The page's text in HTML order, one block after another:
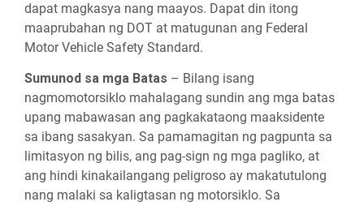
dapat magkasya nang maayos. Dapat din itong
maaprubahan ng DOT at matugunan ang Federal
Motor Vehicle Safety Standard.
Sumunod sa mga Batas – Bilang isang
nagmomotorsiklo mahalagang sundin ang mga batas
upang mabawasan ang pagkakataong maaksidente
sa ibang sasakyan. Sa pamamagitan ng pagpunta sa
limitasyon ng bilis, ang pag-sign ng mga pagliko, at
ang hindi kinakailangang peligroso ay makatutulong
nang malaki sa kaligtasan ng motorsiklo. Sa